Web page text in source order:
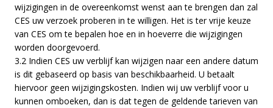
wijzigingen in de overeenkomst wenst aan te brengen dan zal
CES uw verzoek proberen in te willigen. Het is ter vrije keuze
van CES om te bepalen hoe en in hoeverre die wijzigingen
worden doorgevoerd.
3.2 Indien CES uw verblijf kan wijzigen naar een andere datum
is dit gebaseerd op basis van beschikbaarheid. U betaalt
hiervoor geen wijzigingskosten. Indien wij uw verblijf voor u
kunnen omboeken, dan is dat tegen de geldende tarieven van